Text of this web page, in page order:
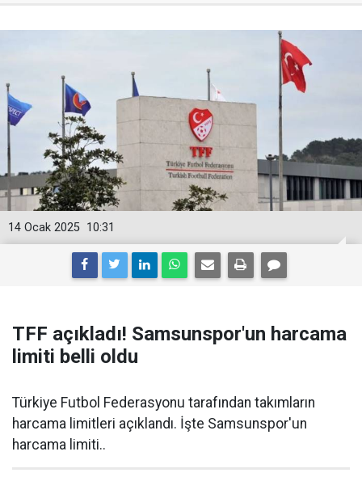
10:31
14 Ocak 2025
TFF açıkladı! Samsunspor'un harcama
limiti belli oldu
Türkiye Futbol Federasyonu tarafından takımların
harcama limitleri açıklandı. İşte Samsunspor'un
harcama limiti..